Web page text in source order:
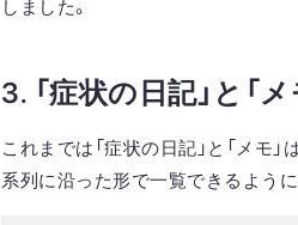
しました。
3. 「症状の日記」と「
これまでは「症状の日記」と「メモ
系列に沿った形で一覧できるよう